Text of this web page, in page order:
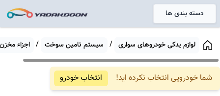
دسته بندی ها خانه
لوازم یدکی خودروهای سواری / سیستم تامین سوخت / اجزاء
شما خودرویی انتخاب نکرده اید! انتخاب خودرو